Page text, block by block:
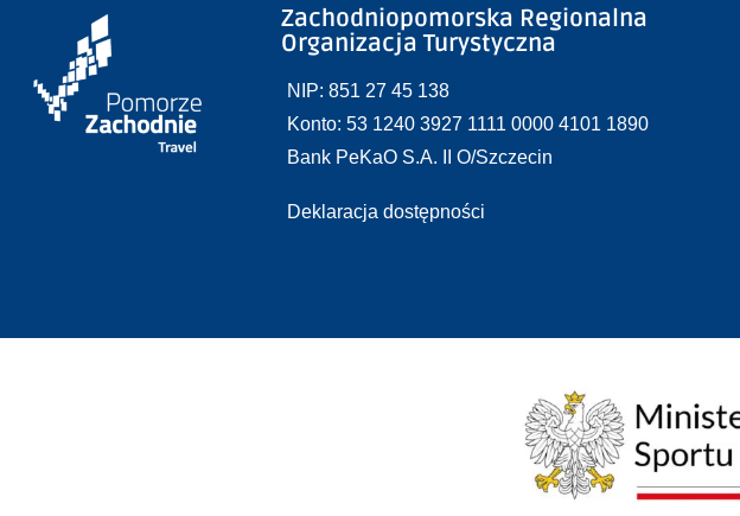
Zachodniopomorska Regionalna
Organizacja Turystyczna
NIP: 851 27 45 138
Konto: 53 1240 3927 1111 0000 4101 1890
Bank PeKaO S.A. II O/Szczecin
Deklaracja dostępności